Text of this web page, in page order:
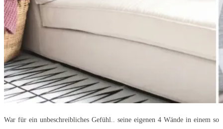
War für ein unbeschreibliches Gefühl.. seine eigenen 4 Wände in einem so